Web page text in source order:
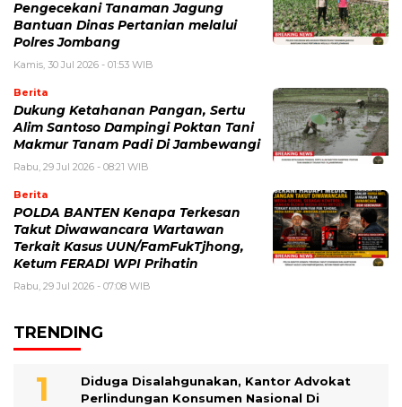
Pengecekani Tanaman Jagung
Bantuan Dinas Pertanian melalui
Polres Jombang
Kamis, 30 Jul 2026 - 01:53 WIB
Berita
Dukung Ketahanan Pangan, Sertu
Alim Santoso Dampingi Poktan Tani
Makmur Tanam Padi Di Jambewangi
Rabu, 29 Jul 2026 - 08:21 WIB
Berita
POLDA BANTEN Kenapa Terkesan
Takut Diwawancara Wartawan
Terkait Kasus UUN/FamFukTjhong,
Ketum FERADI WPI Prihatin
Rabu, 29 Jul 2026 - 07:08 WIB
TRENDING
Diduga Disalahgunakan, Kantor Advokat
Perlindungan Konsumen Nasional Di